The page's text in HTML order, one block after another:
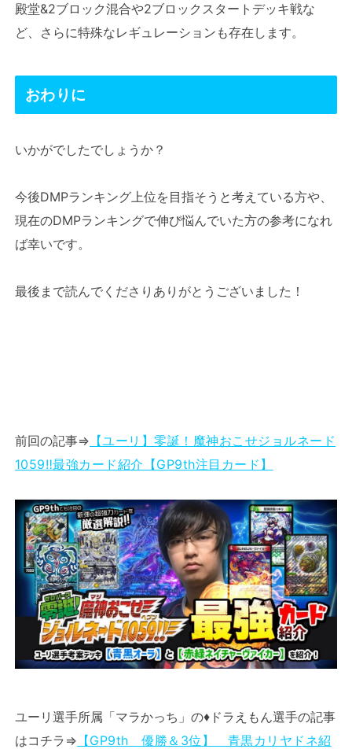
殿堂&2ブロック混合や2ブロックスタートデッキ戦な
ど、さらに特殊なレギュレーションも存在します。
おわりに
いかがでしたでしょうか？
今後DMPランキング上位を目指そうと考えている方や、
現在のDMPランキングで伸び悩んでいた方の参考になれ
ば幸いです。
最後まで読んでくださりありがとうございました！
前回の記事⇒ 【ユーリ】零誕！魔神おこせジョルネード
1059‼︎最強カード紹介【GP9th注目カード】
ユーリ選手所属「マラかっち」の♦ドラえもん選手の記事
はコチラ⇒ 【GP9th 優勝＆3位】 青黒カリヤドネ紹